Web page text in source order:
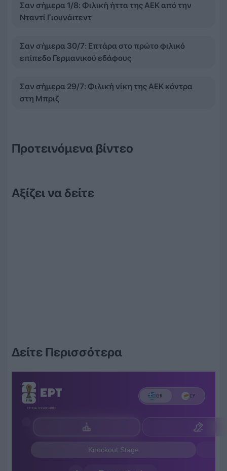
Σαν σήμερα 1/8: Φιλική ήττα της ΑΕΚ από την
Νταντί Γιουνάιτεντ
Σαν σήμερα 30/7: Επτάρα στο πρώτο φιλικό
επίπεδο Γερμανικού εδάφους
Σαν σήμερα 29/7: Φιλική νίκη της ΑΕΚ κόντρα
στη Μπριζ
Προτεινόμενα βίντεο
Αξίζει να δείτε
Δείτε Περισσότερα